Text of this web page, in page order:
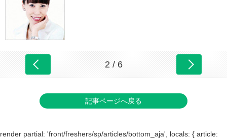
2 / 6
記事ページへ戻る
render partial: 'front/freshers/sp/articles/bottom_aja', locals: { article: